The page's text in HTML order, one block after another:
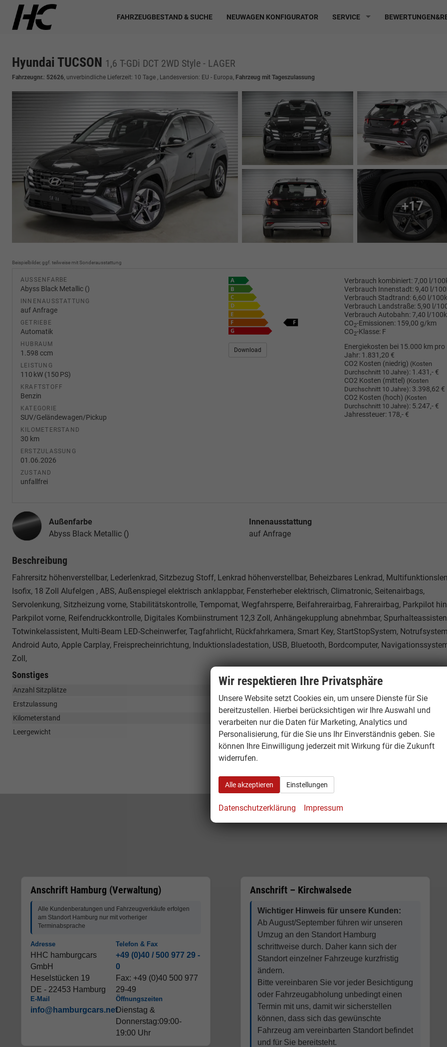
FAHRZEUGBESTAND & SUCHE NEUWAGEN KONFIGURATOR SERVICE
Hyundai TUCSON 1,6 T-GDi DCT 2WD Style - LAGER
Fahrzeugnr.: 52626, unverbindliche Lieferzeit: 10 Tage , Landesversion: EU - Europa, Fahrzeug mit Tageszulassung
+17
Beispielbilder, ggf. teilweise mit Sonderausstattung
AUSSENFARBE
Abyss Black Metallic ()
INNENAUSSTATTUNG
auf Anfrage
GETRIEBE
Automatik
HUBRAUM
1.598 ccm
LEISTUNG
110 kW (150 PS)
KRAFTSTOFF
Benzin
KATEGORIE
SUV/Geländewagen/Pickup
KILOMETERSTAND
30 km
ERSTZULASSUNG
01.06.2026
ZUSTAND
unfallfrei
Verbrauch kombiniert:7,00 l/
Verbrauch Innenstadt: 9,40 l/
Verbrauch Stadtrand: 6,60 l/
Verbrauch Landstraße: 5,90 l/
Verbrauch Autobahn:7,40 l/
CO2-Emissionen: 159,00 g/km
CO2-Klasse: F
Download
Energiekosten bei 15.000 km pro
Jahr: 1.831,20 €
CO2 Kosten (niedrig) (Kosten
Durchschnitt 10 Jahre): 1.431,- €
CO2 Kosten (mittel) (Kosten
Durchschnitt 10 Jahre): 3.398,62 €
CO2 Kosten (hoch) (Kosten
Durchschnitt 10 Jahre): 5.247,- €
Jahressteuer: 178,- €
Außenfarbe
Abyss Black Metallic ()
Innenausstattung
auf Anfrage
Beschreibung
Fahrersitz höhenverstellbar, Lederlenkrad, Sitzbezug Stoff, Lenkrad höhenverstellbar, Beheizbares Lenkrad,
Isofix, 18 Zoll Alufelgen , ABS, Außenspiegel elektrisch anklappbar, Fensterheber elektrisch, Climatronic, Seitenairbags,
Servolenkung, Sitzheizung vorne, Stabilitätskontrolle, Tempomat, Wegfahrsperre, Beifahrerairbag, Fahrerairbag, Parkpilot
Parkpilot vorne, Reifendruckkontrolle, Digitales Kombiinstrument 12,3 Zoll, Anhängekupplung abnehmbar,
Totwinkelassistent, Multi-Beam LED-Scheinwerfer, Tagfahrlicht, Rückfahrkamera, Smart Key, StartStopSystem,
Android Auto, Apple Carplay, Freisprecheinrichtung, Induktionsladestation, USB, Bluetooth, Bordcomputer,
Zoll,
Sonstiges
Anzahl Sitzplätze
Erstzulassung
Kilometerstand
Leergewicht
Anschrift Hamburg (Verwaltung)
Alle Kundenberatungen und Fahrzeugverkäufe erfolgen
am Standort Hamburg nur mit vorheriger
Terminabsprache
Adresse
HHC hamburgcars
GmbH
Heselstücken 19
DE - 22453 Hamburg
Telefon & Fax
+49 (0)40 / 500 977 29 -
0
Fax: +49 (0)40 500 977
29-49
E-Mail
info@hamburgcars.net
Öffnungszeiten
Dienstag &
Donnerstag:09:00-
19:00 Uhr
Anschrift – Kirchwalsede
Wichtiger Hinweis für unsere Kunden:
Ab August/September führen wir unseren
Umzug an den Standort Hamburg
schrittweise durch. Daher kann sich der
Standort einzelner Fahrzeuge kurzfristig
ändern.
Bitte vereinbaren Sie vor jeder Besichtigung
oder Fahrzeugabholung unbedingt einen
Termin mit uns, damit wir sicherstellen
können, dass sich das gewünschte
Fahrzeug am vereinbarten Standort befindet
und für Sie bereitsteht.
Wir respektieren Ihre Privatsphäre
Unsere Website setzt Cookies ein, um unsere Dienste für Sie
bereitzustellen. Hierbei berücksichtigen wir Ihre Auswahl und
verarbeiten nur die Daten für Marketing, Analytics und
Personalisierung, für die Sie uns Ihr Einverständnis geben. Sie
können Ihre Einwilligung jederzeit mit Wirkung für die Zukunft
widerrufen.
Alle akzeptieren Einstellungen
Datenschutzerklärung Impressum